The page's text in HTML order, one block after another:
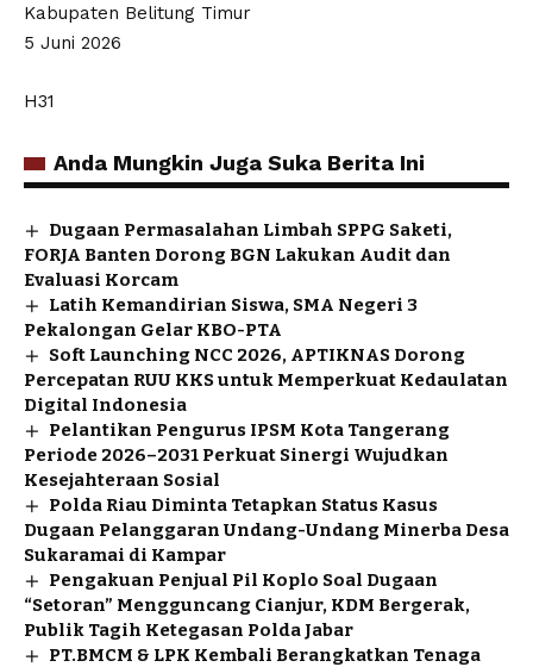
Kabupaten Belitung Timur
5 Juni 2026
H31
Anda Mungkin Juga Suka Berita Ini
Dugaan Permasalahan Limbah SPPG Saketi,
FORJA Banten Dorong BGN Lakukan Audit dan
Evaluasi Korcam
Latih Kemandirian Siswa, SMA Negeri 3
Pekalongan Gelar KBO-PTA
Soft Launching NCC 2026, APTIKNAS Dorong
Percepatan RUU KKS untuk Memperkuat Kedaulatan
Digital Indonesia
Pelantikan Pengurus IPSM Kota Tangerang
Periode 2026–2031 Perkuat Sinergi Wujudkan
Kesejahteraan Sosial
Polda Riau Diminta Tetapkan Status Kasus
Dugaan Pelanggaran Undang-Undang Minerba Desa
Sukaramai di Kampar
Pengakuan Penjual Pil Koplo Soal Dugaan
“Setoran” Mengguncang Cianjur, KDM Bergerak,
Publik Tagih Ketegasan Polda Jabar
PT.BMCM & LPK Kembali Berangkatkan Tenaga